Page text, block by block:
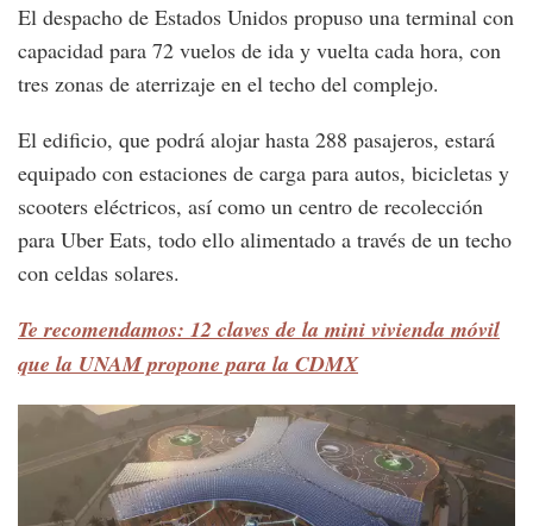
El despacho de Estados Unidos propuso una terminal con
capacidad para 72 vuelos de ida y vuelta cada hora, con
tres zonas de aterrizaje en el techo del complejo.
El edificio, que podrá alojar hasta 288 pasajeros, estará
equipado con estaciones de carga para autos, bicicletas y
scooters eléctricos, así como un centro de recolección
para Uber Eats, todo ello alimentado a través de un techo
con celdas solares.
Te recomendamos: 12 claves de la mini vivienda móvil
que la UNAM propone para la CDMX